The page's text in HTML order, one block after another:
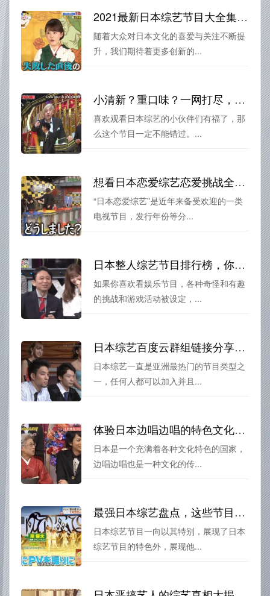
2021最新日本综艺节目大全集排行榜！百度热搜告诉你热门节目
随着大众对日本文化的喜爱与关注不断提
升，我们期待着更多创新的...
小清新？重口味？一网打尽，日本奇葩综艺观看推荐
喜欢观看日本综艺的小伙伴们有福了，那
么这个节目一定不能错过。...
想看日本恋爱综艺恋爱挑战全集？这些视频网站都有，速速收藏
“日本恋爱综艺”是近年来备受欢迎的一类
电视节目，发行年份等分...
日本整人综艺节目排行榜，你知道在哪看啊？
如果你喜欢看娱乐节目，各种奇怪和有趣
的挑战和游戏活动被设定，...
日本综艺百度云群组链接分享大放送
日本综艺一直是亚洲最热门的节目类型之
一，任何人都可以加入并且...
体验日本边唱边唱的特色文化活动，领略不同的生活情感
日本是一个充满着各种文化特色的国家，
边唱边唱也是一种文化的传...
最强日本综艺盘点，这些节目让你看了又看，日本有什么综艺节目好看又好看？
日本综艺节目一向以其特别，展现了日本
综艺节目的特色外，展现他...